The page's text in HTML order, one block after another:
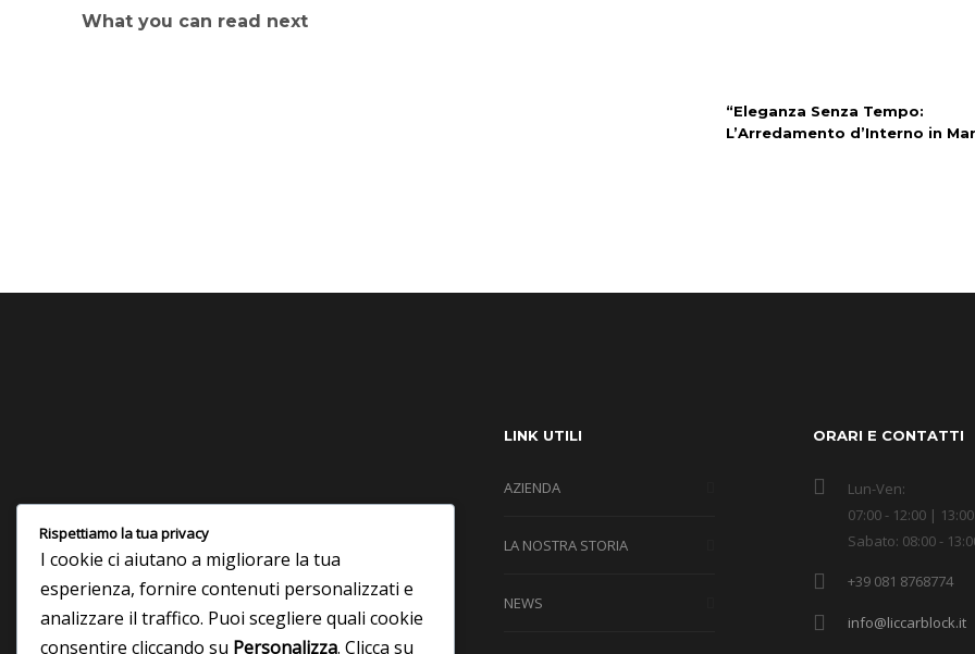
What you can read next
“Eleganza Senza Tempo:
L’Arredamento d’Interno in
Un’azienda di lunga tradizione. Grazie alla nostra lunga
esperienza nel settore siamo in grado di trovare una
soluzione a ogni tipo di esigenza. Dalla fornitura del
prodotto alla progettazione, dal trasporto alla posa in
opera, offriamo al cliente un servizio a 360 gradi.
LINK UTILI
AZIENDA
LA NOSTRA STORIA
NEWS
ORARI E CONTATTI
Lun-Ven:
07:00 - 12:00 |
Sabato: 08:00 -
+39 081 8768774
info@liccarblock.it
Rispettiamo la tua privacy
I cookie ci aiutano a migliorare la tua
esperienza, fornire contenuti personalizzati e
analizzare il traffico. Puoi scegliere quali cookie
consentire cliccando su Personalizza. Clicca su